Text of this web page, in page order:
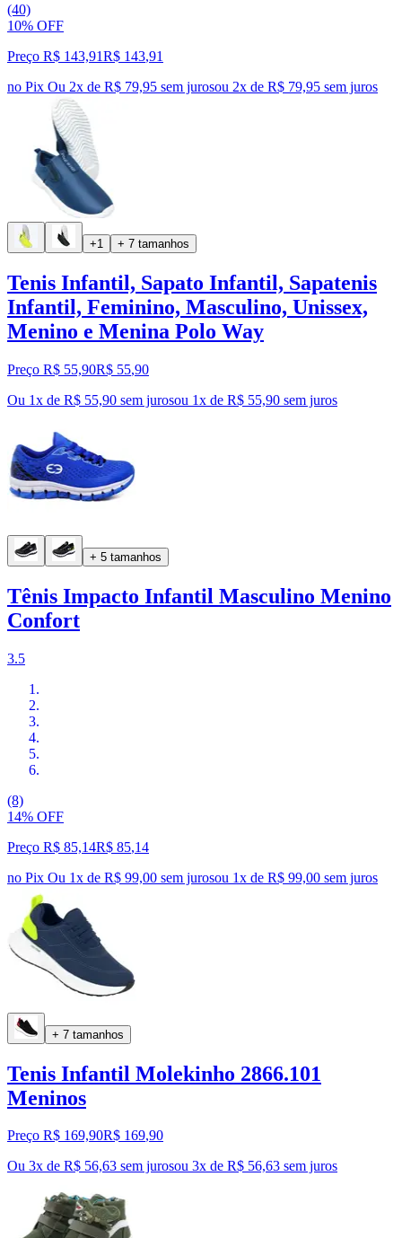
(40)
10% OFF
Preço R$ 143,91R$ 143,91
no Pix Ou 2x de R$ 79,95 sem jurosou 2x de R$ 79,95 sem juros
+1 + 7 tamanhos
Tenis Infantil, Sapato Infantil, Sapatenis
Infantil, Feminino, Masculino, Unissex,
Menino e Menina Polo Way
Preço R$ 55,90R$ 55,90
Ou 1x de R$ 55,90 sem jurosou 1x de R$ 55,90 sem juros
+ 5 tamanhos
Tênis Impacto Infantil Masculino Menino
Confort
3.5
(8)
14% OFF
Preço R$ 85,14R$ 85,14
no Pix Ou 1x de R$ 99,00 sem jurosou 1x de R$ 99,00 sem juros
+ 7 tamanhos
Tenis Infantil Molekinho 2866.101
Meninos
Preço R$ 169,90R$ 169,90
Ou 3x de R$ 56,63 sem jurosou 3x de R$ 56,63 sem juros